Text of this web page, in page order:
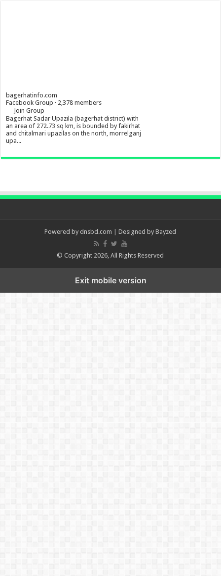
bagerhatinfo.com
Facebook Group · 2,378 members
Join Group
Bagerhat Sadar Upazila (bagerhat district) with
an area of 272.73 sq km, is bounded by fakirhat
and chitalmari upazilas on the north, morrelganj
upa...
Powered by dnsbd.com | Designed byBayzed
© Copyright 2026, All Rights Reserved
Exit mobile version